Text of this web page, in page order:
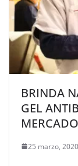
BRINDA
GEL
MERCADO
25 marzo, 2020